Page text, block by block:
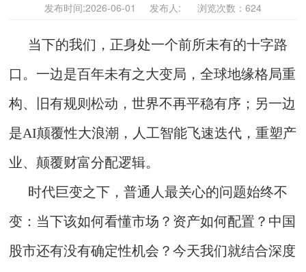
发布时间:2026-06-01 发布人: 浏览次数：624
当下的我们，正身处一个前所未有的十字路
口。一边是百年未有之大变局，全球地缘格局重
构、旧有规则松动，世界不再平稳有序；另一边
是AI颠覆性大浪潮，人工智能飞速迭代，重塑产
业、颠覆财富分配逻辑。
时代巨变之下，普通人最关心的问题始终不
变：当下该如何看懂市场？资产如何配置？中国
股市还有没有确定性机会？今天我们就结合深度